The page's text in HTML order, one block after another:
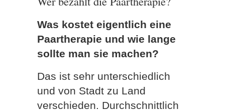
Was kostet eigentlich eine
Paartherapie und wie lange
sollte man sie machen?
Das ist sehr unterschiedlich
und von Stadt zu Land
verschieden. Durchschnittlich